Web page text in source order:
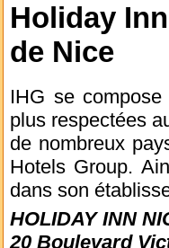
Holiday
de Nice
IHG se
plus respectées
de nombreux
Hotels Group.
dans son
HOLIDAY INN
20 Boulevard